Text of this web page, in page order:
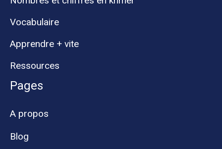
Vocabulaire
Apprendre + vite
Ressources
Pages
A propos
Blog